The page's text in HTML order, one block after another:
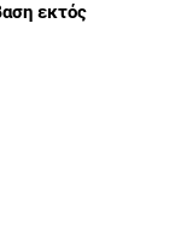
εκτός